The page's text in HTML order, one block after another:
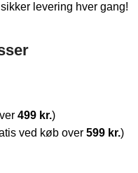
levering hver gang!
499 kr.)
ved køb over 599 kr.)